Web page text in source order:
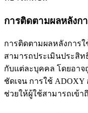
การติดตามผลหลังก
การติดตามผลหลังการใ
สามารถประเมินประสิ
กับแต่ละบุคคล โดยอาจ
ชัดเจน การใช้
ช่วยให้ผู้ใช้สามารถเข้า